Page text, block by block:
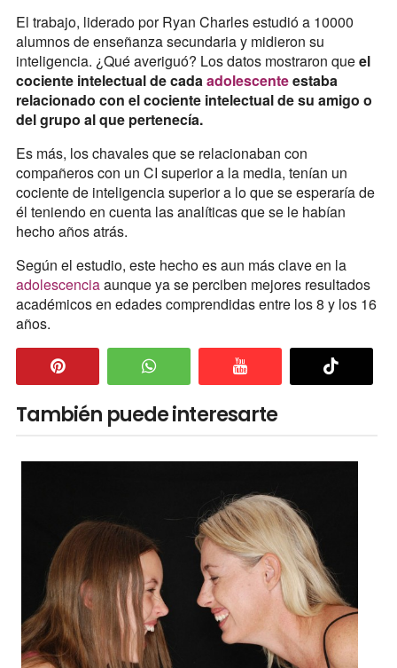
El trabajo, liderado por Ryan Charles estudió a 10000
alumnos de enseñanza secundaria y midieron su
inteligencia. ¿Qué averiguó? Los datos mostraron queel
cociente intelectual de cadaadolescenteestaba
relacionado con el cociente intelectual de su amigo o
del grupo al que pertenecía.
Es más, los chavales que se relacionaban con
compañeros con un CI superior a la media, tenían un
cociente de inteligencia superior a lo que se esperaría de
él teniendo en cuenta las analíticas que se le habían
hecho años atrás.
Según el estudio, este hecho es aun más clave en la
adolescenciaaunque ya se perciben mejores resultados
académicos en edades comprendidas entre los 8 y los 16
años.
También puede interesarte